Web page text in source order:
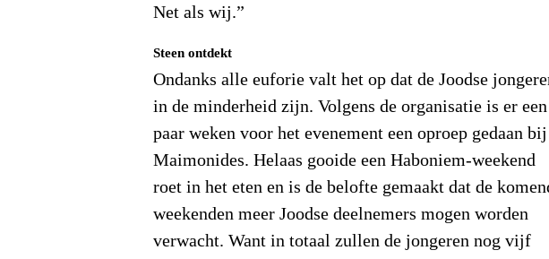
Net als wij.”
Steen ontdekt
Ondanks alle euforie valt het op dat de Joodse
in de minderheid zijn. Volgens de organisatie is er een
paar weken voor het evenement een oproep gedaan bij
Maimonides. Helaas gooide een Haboniem-weekend
roet in het eten en is de belofte gemaakt dat de
weekenden meer Joodse deelnemers mogen worden
verwacht. Want in totaal zullen de jongeren nog vijf